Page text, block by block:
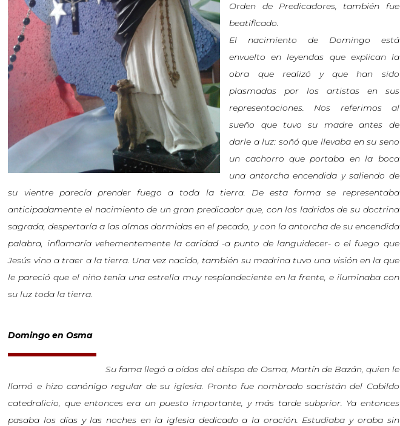
Orden de Predicadores, también fue
beatificado.
El nacimiento de Domingo está
envuelto en leyendas que explican la
obra que realizó y que han sido
plasmadas por los artistas en sus
representaciones. Nos referimos al
sueño que tuvo su madre antes de
darle a luz: soñó que llevaba en su seno
un cachorro que portaba en la boca
una antorcha encendida y saliendo de
su vientre parecía prender fuego a toda la tierra. De esta forma se representaba
anticipadamente el nacimiento de un gran predicador que, con los ladridos de su doctrina
sagrada, despertaría a las almas dormidas en el pecado, y con la antorcha de su encendida
palabra, inflamaría vehementemente la caridad -a punto de languidecer- o el fuego que
Jesús vino a traer a la tierra. Una vez nacido, también su madrina tuvo una visión en la que
le pareció que el niño tenía una estrella muy resplandeciente en la frente, e iluminaba con
su luz toda la tierra.
Domingo en Osma
Su fama llegó a oídos del obispo de Osma, Martín de Bazán, quien le
llamó e hizo canónigo regular de su iglesia. Pronto fue nombrado sacristán del Cabildo
catedralicio, que entonces era un puesto importante, y más tarde subprior. Ya entonces
pasaba los días y las noches en la iglesia dedicado a la oración. Estudiaba y oraba sin